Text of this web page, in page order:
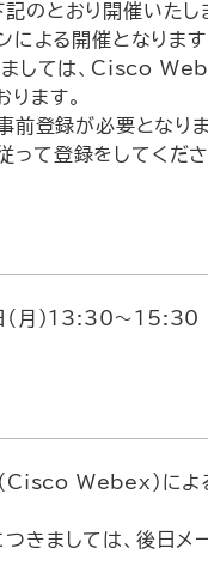
のとおり開催いたし
による開催となります
ましては、Cisco
ます。
前登録が必要となり
って登録をしてくださ
（月）13:30～15:30
Cisco Webex）によ
つきましては、後日メ